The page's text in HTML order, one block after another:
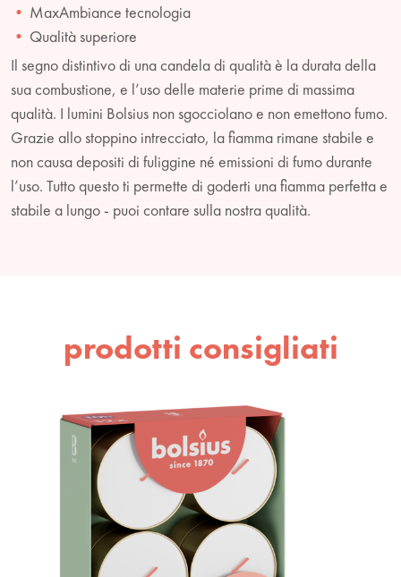
MaxAmbiance tecnologia
Qualità superiore
Il segno distintivo di una candela di qualità è la durata della
sua combustione, e l’uso delle materie prime di massima
qualità. I lumini Bolsius non sgocciolano e non emettono fumo.
Grazie allo stoppino intrecciato, la fiamma rimane stabile e
non causa depositi di fuliggine né emissioni di fumo durante
l’uso. Tutto questo ti permette di goderti una fiamma perfetta e
stabile a lungo - puoi contare sulla nostra qualità.
prodotti consigliati